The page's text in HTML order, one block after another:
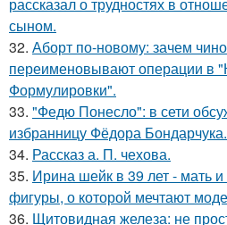
сыном.
32. Аборт по-новому: зачем
переименовывают операции в
Формулировки".
33. "Федю Понесло": в сети
избранницу Фёдора Бондарчука.
34. Рассказ а. П. чехова.
35. Ирина шейк в 39 лет - мать
фигуры, о которой мечтают
36. Щитовидная железа: не